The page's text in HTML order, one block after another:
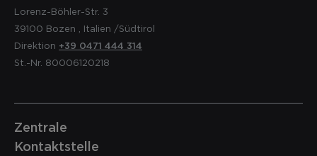
Lorenz-Böhler-Str. 3
39100 Bozen Italien /Südtirol
Direktion +39 0471 444 314
St.-Nr. 80006120218
Zentrale
Kontaktstelle